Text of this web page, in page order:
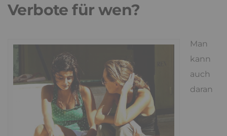
Verbote für wen?
Man
kann
auch
daran